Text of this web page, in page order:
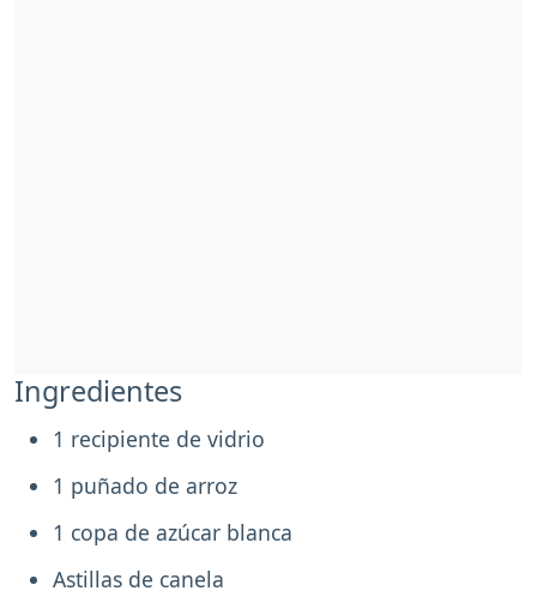
Ingredientes
1 recipiente de vidrio
1 puñado de arroz
1 copa de azúcar blanca
Astillas de canela